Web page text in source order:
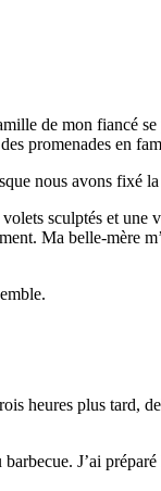
de mon fiancé
promenades en
nous avons fixé
sculptés et
Ma belle-mère
heures plus
J’ai